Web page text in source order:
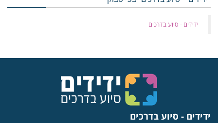
‏ידידים - סיוע בדרכים
ידידים - סיוע בדרכים